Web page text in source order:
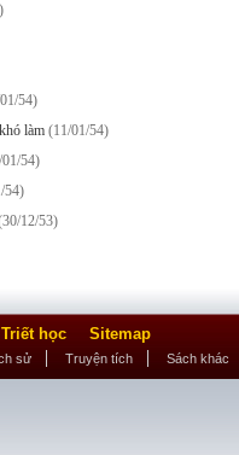
54)
làm (11/01/54)
54)
54)
12/53)
Triết học Sitemap
sử Truyện tích Sách khác